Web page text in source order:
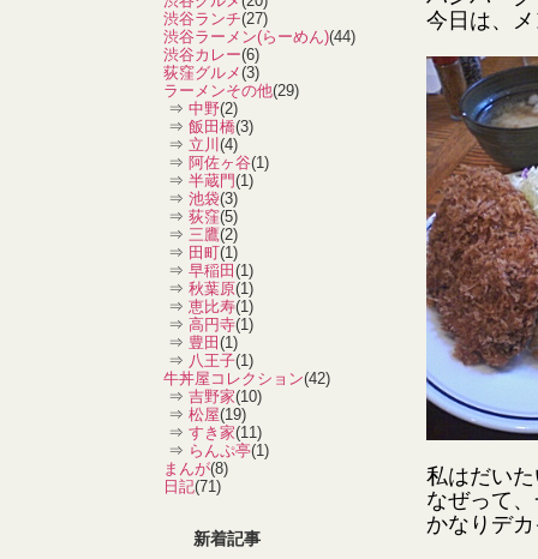
渋谷ランチ(27)
渋谷ラーメン(らーめん)(44)
渋谷カレー(6)
荻窪グルメ(3)
ラーメンその他(29)
⇒ 中野(2)
⇒ 飯田橋(3)
⇒ 立川 (4)
⇒ 阿佐ヶ谷(1)
⇒ 半蔵門(1)
⇒ 池袋(3)
⇒ 荻窪(5)
⇒ 三鷹(2)
⇒ 田町(1)
⇒ 早稲田 (1)
⇒ 秋葉原(1)
⇒ 恵比寿(1)
⇒ 高円寺(1)
⇒ 豊田 (1)
⇒ 八王子(1)
牛丼屋コレクション(42)
⇒ 吉野家(10)
⇒ 松屋(19)
⇒ すき家(11)
⇒ らんぷ亭(1)
まんが(8)
日記(71)
新着記事
今日は、
私はだい
なぜって
かなりデ